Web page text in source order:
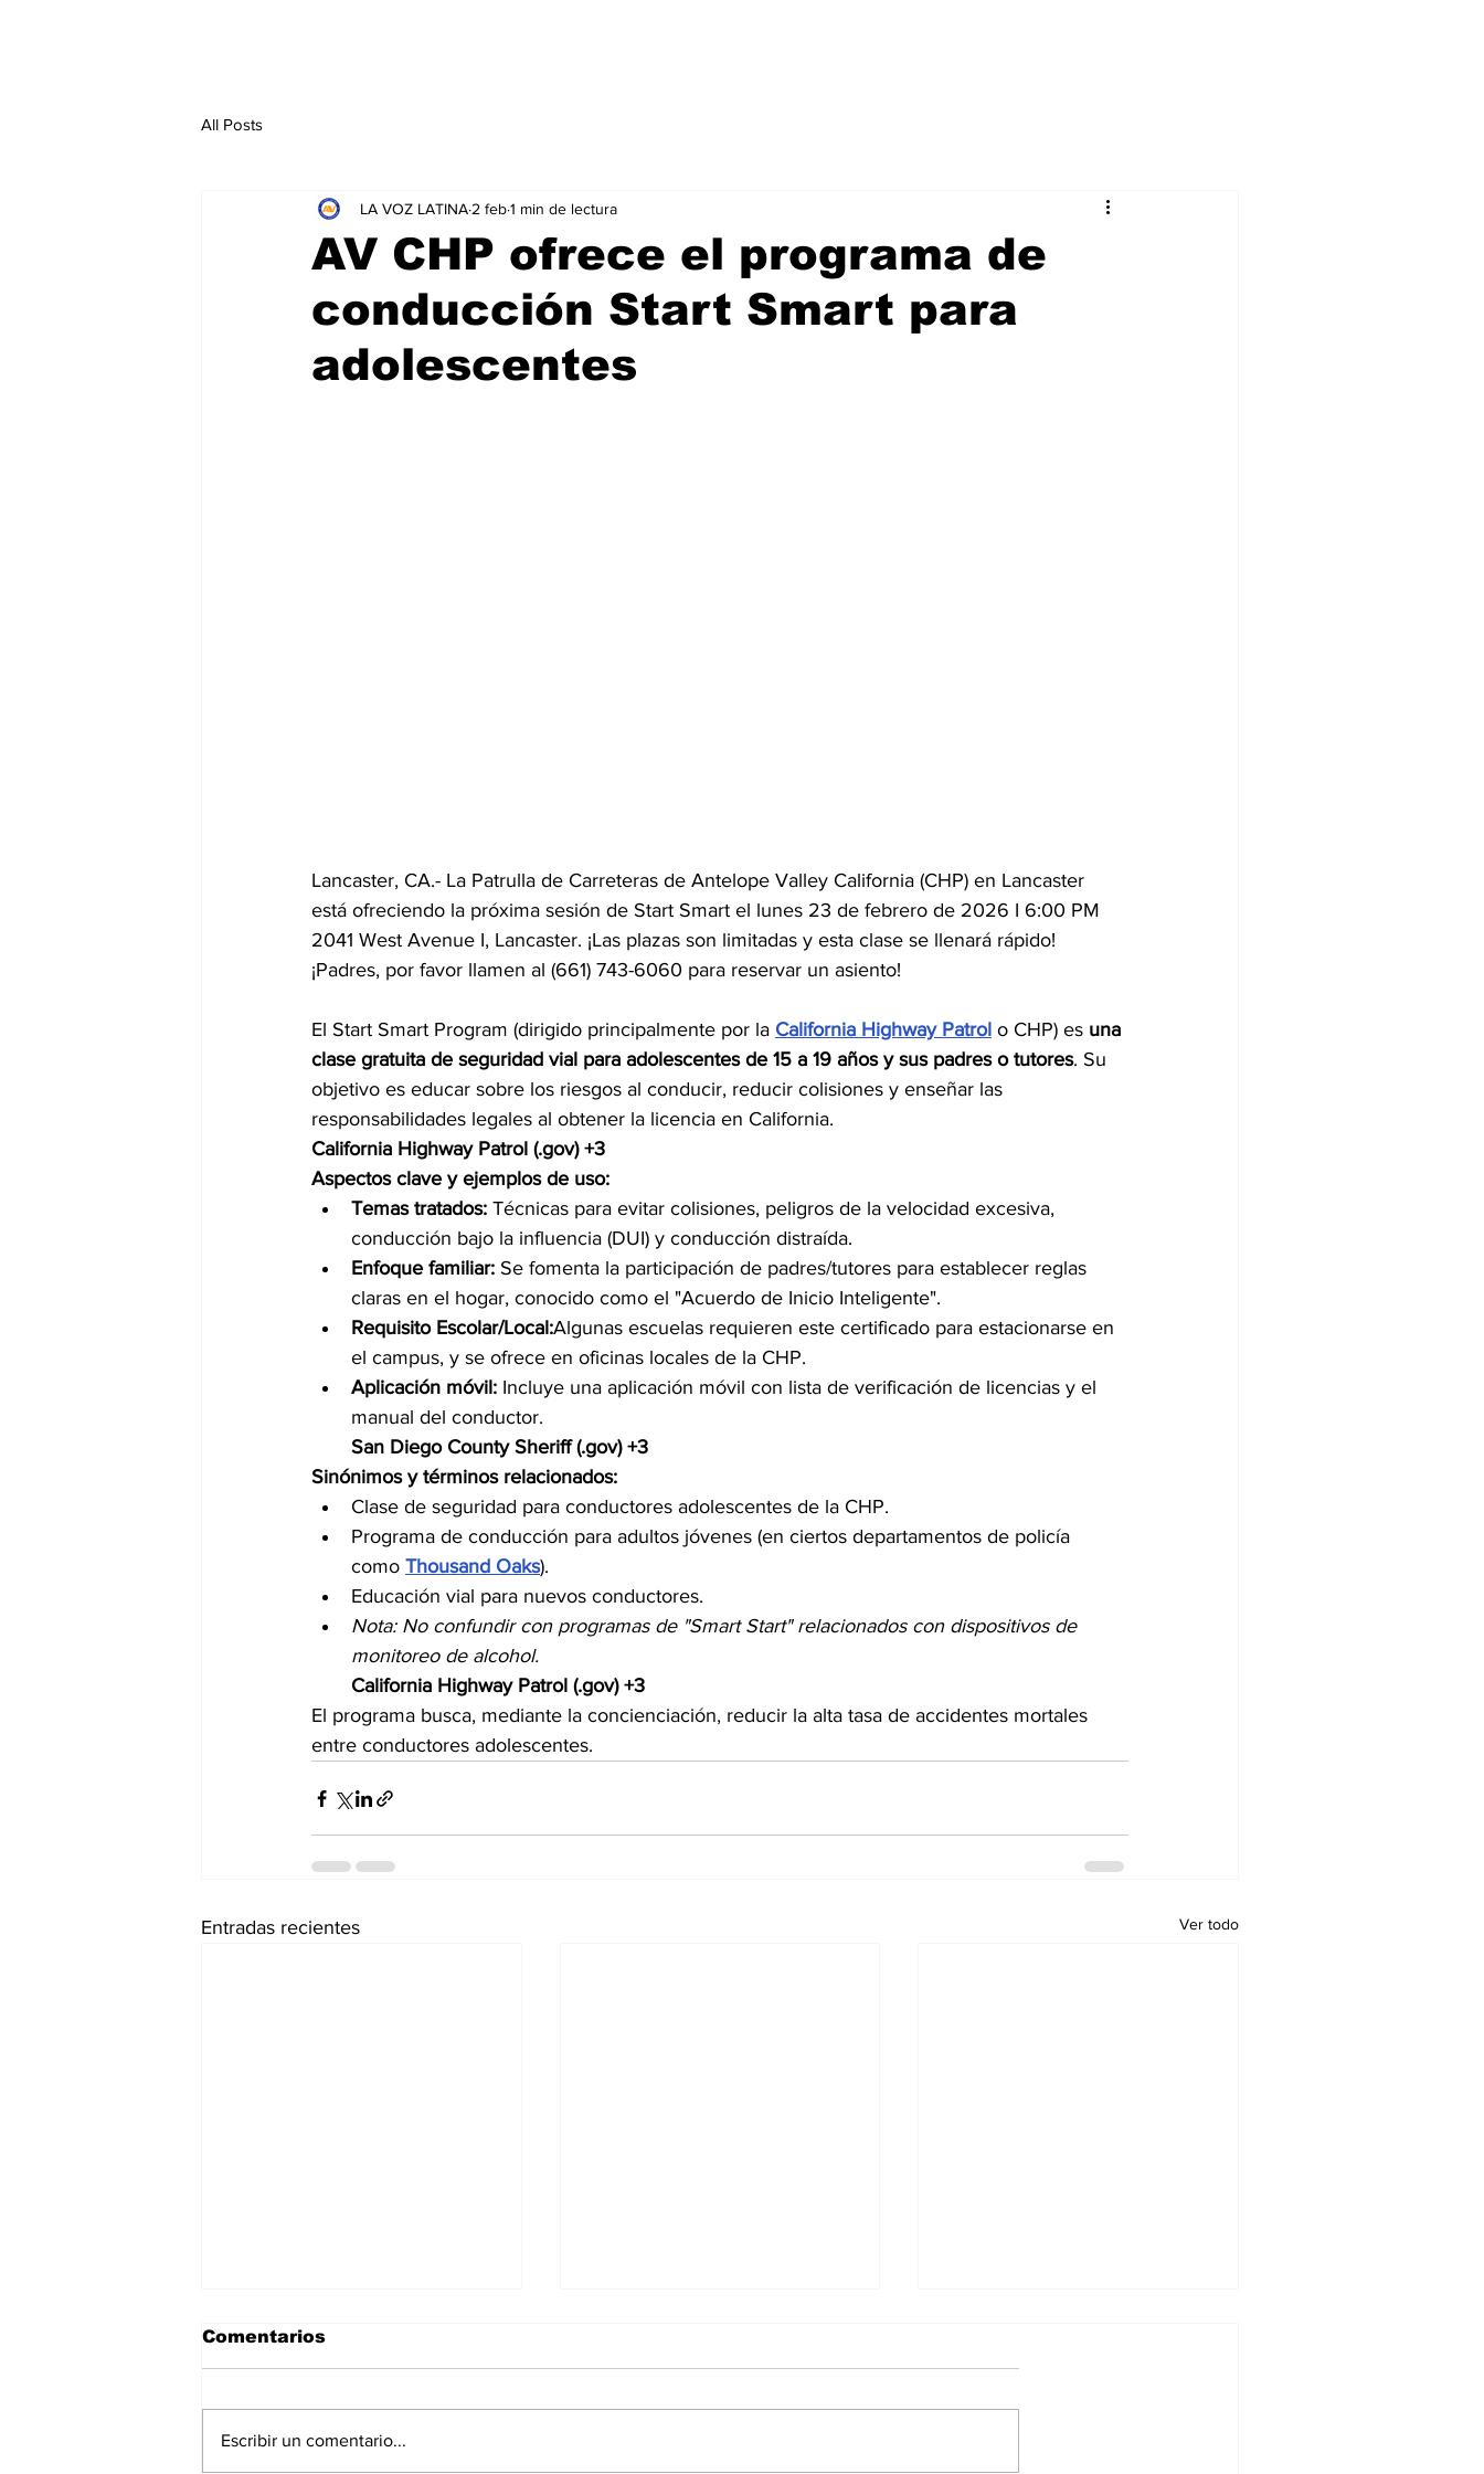
All Posts
AV CHP ofrece el programa de
conducción Start Smart para
adolescentes
LA VOZ LATINA 2 feb1 min de lectura
Lancaster, CA.- La Patrulla de Carreteras de Antelope Valley California (CHP) en Lancaster
está ofreciendo la próxima sesión de Start Smart el lunes 23 de febrero de 2026 I 6:00 PM
2041 West Avenue I, Lancaster. ¡Las plazas son limitadas y esta clase se llenará rápido!
¡Padres, por favor llamen al (661) 743-6060 para reservar un asiento!
El Start Smart Program (dirigido principalmente por la California Highway Patrol o CHP) es una
clase gratuita de seguridad vial para adolescentes de 15 a 19 años y sus padres o tutores. Su
objetivo es educar sobre los riesgos al conducir, reducir colisiones y enseñar las
responsabilidades legales al obtener la licencia en California.
California Highway Patrol (.gov) +3
Aspectos clave y ejemplos de uso:
Temas tratados: Técnicas para evitar colisiones, peligros de la velocidad excesiva,
conducción bajo la influencia (DUI) y conducción distraída.
Enfoque familiar: Se fomenta la participación de padres/tutores para establecer reglas
claras en el hogar, conocido como el "Acuerdo de Inicio Inteligente".
Requisito Escolar/Local:Algunas escuelas requieren este certificado para estacionarse en
el campus, y se ofrece en oficinas locales de la CHP.
Aplicación móvil: Incluye una aplicación móvil con lista de verificación de licencias y el
manual del conductor.
San Diego County Sheriff (.gov) +3
Sinónimos y términos relacionados:
Clase de seguridad para conductores adolescentes de la CHP.
Programa de conducción para adultos jóvenes (en ciertos departamentos de policía
como Thousand Oaks).
Educación vial para nuevos conductores.
Nota: No confundir con programas de "Smart Start" relacionados con dispositivos de
monitoreo de alcohol.
California Highway Patrol (.gov) +3
El programa busca, mediante la concienciación, reducir la alta tasa de accidentes mortales
entre conductores adolescentes.
Entradas recientes Ver todo
Comentarios
Escribir un comentario...